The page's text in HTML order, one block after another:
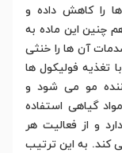
را کاهش داده و
چنین این ماده به
صدمات آن ها را خنثی
تغذیه فولیکول ها
مو می شود و
گیاهی استفاده
و از فعالیت هر
کند. به این ترتیب